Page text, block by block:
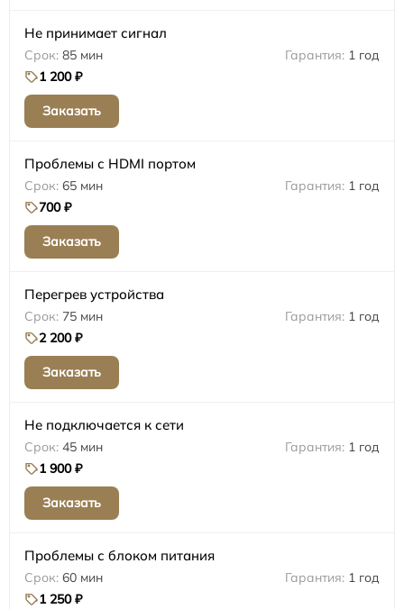
Не принимает сигнал
85 мин
1 год
1 200 ₽
Заказать
Проблемы с HDMI портом
65 мин
1 год
700 ₽
Заказать
Перегрев устройства
75 мин
1 год
2 200 ₽
Заказать
Не подключается к сети
45 мин
1 год
1 900 ₽
Заказать
Проблемы с блоком питания
60 мин
1 год
1 250 ₽